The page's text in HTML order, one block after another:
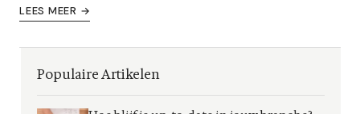
LEES MEER →
Populaire Artikelen